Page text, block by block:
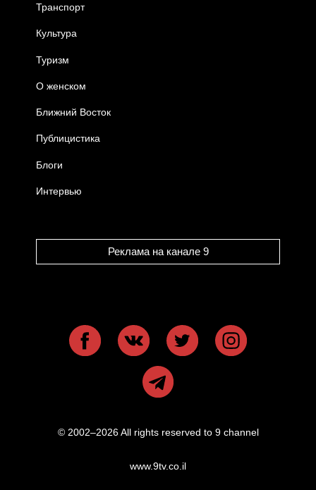
Транспорт
Культура
Туризм
О женском
Ближний Восток
Публицистика
Блоги
Интервью
Реклама на канале 9
© 2002–2026 All rights reserved to 9 channel
www.9tv.co.il